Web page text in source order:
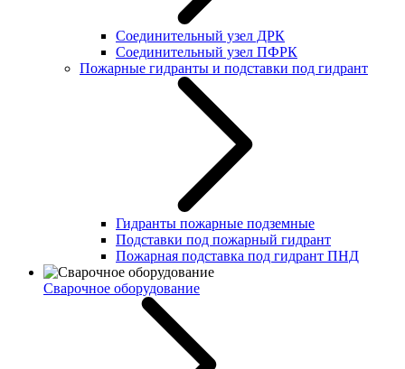
Соединительный узел ДРК
Соединительный узел ПФРК
Пожарные гидранты и подставки под гидрант
Гидранты пожарные подземные
Подставки под пожарный гидрант
Пожарная подставка под гидрант ПНД
Сварочное оборудование